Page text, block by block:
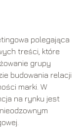
polegająca
treści, które
grupy
budowania relacji
marki. W
na rynku jest